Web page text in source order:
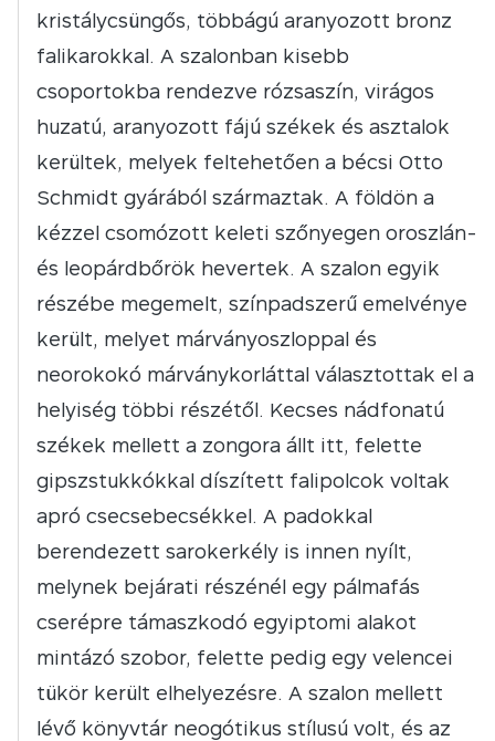
kristálycsüngős, többágú aranyozott bronz
falikarokkal. A szalonban kisebb
csoportokba rendezve rózsaszín, virágos
huzatú, aranyozott fájú székek és asztalok
kerültek, melyek feltehetően a bécsi Otto
Schmidt gyárából származtak. A földön a
kézzel csomózott keleti szőnyegen oroszlán-
és leopárdbőrök hevertek. A szalon egyik
részébe megemelt, színpadszerű emelvénye
került, melyet márványoszloppal és
neorokokó márványkorláttal választottak el a
helyiség többi részétől. Kecses nádfonatú
székek mellett a zongora állt itt, felette
gipszstukkókkal díszített falipolcok voltak
apró csecsebecsékkel. A padokkal
berendezett sarokerkély is innen nyílt,
melynek bejárati részénél egy pálmafás
cserépre támaszkodó egyiptomi alakot
mintázó szobor, felette pedig egy velencei
tükör került elhelyezésre. A szalon mellett
lévő könyvtár neogótikus stílusú volt, és az